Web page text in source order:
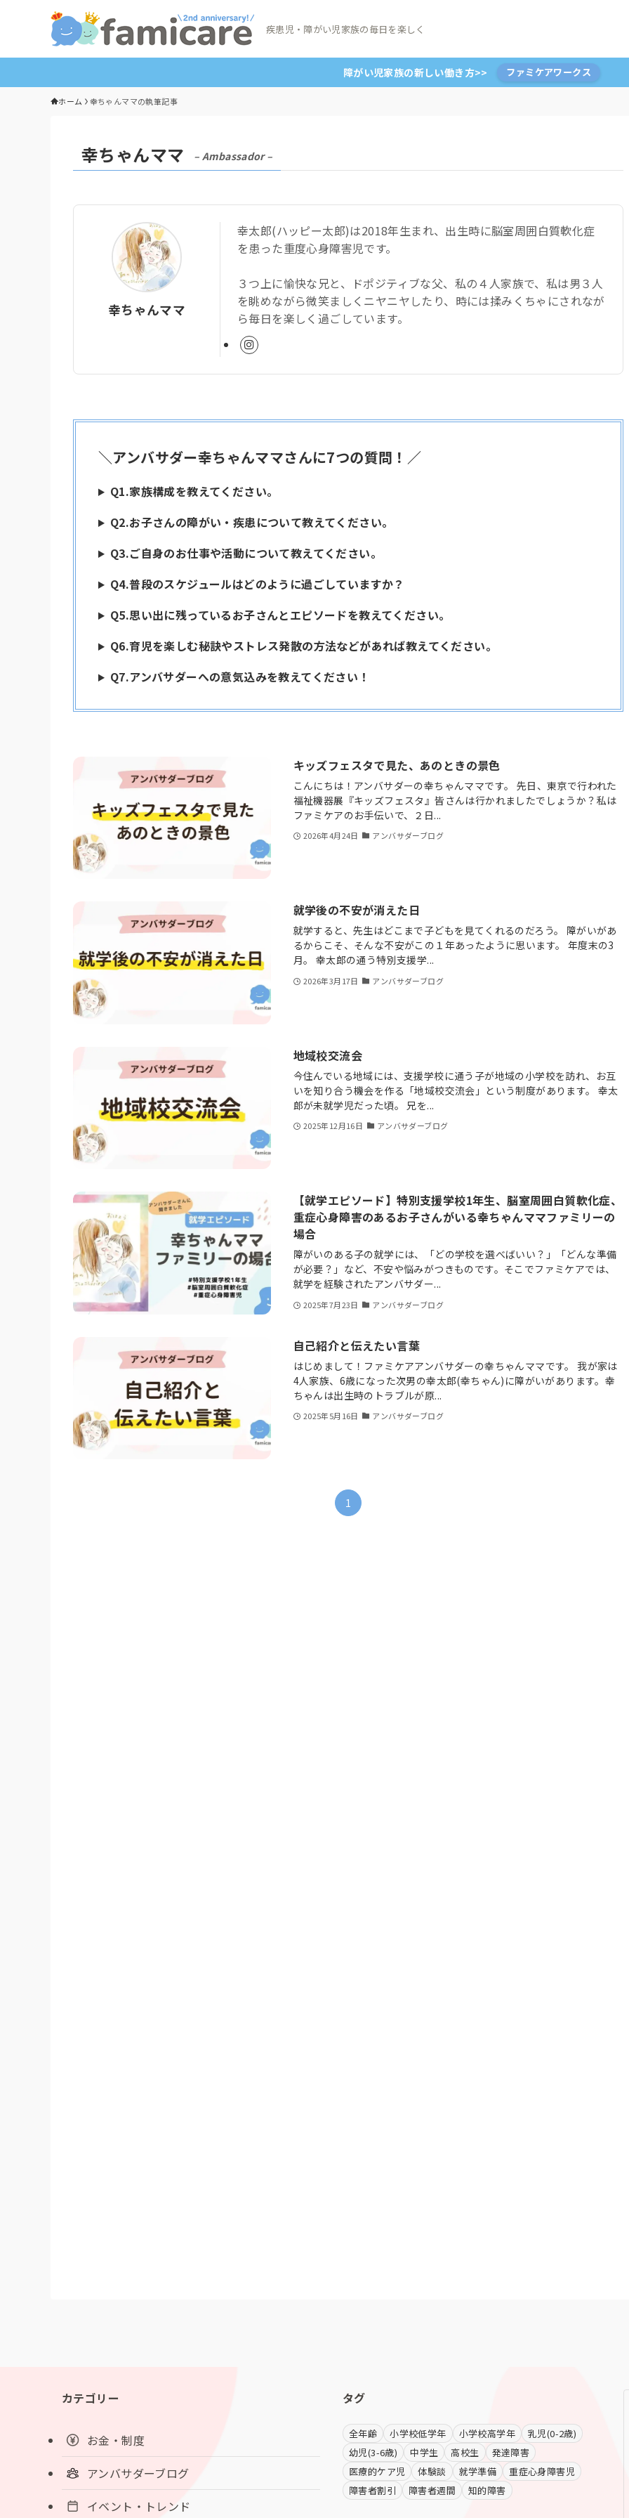
疾患児・障がい児家族の毎日を楽しく
障がい児家族の新しい働き方>> ファミケアワークス
ホーム 幸ちゃんママの執筆記事
幸ちゃんママ – Ambassador –
幸ちゃんママ
幸太郎(ハッピー太郎)は2018年生まれ、出生時に脳室周囲白質軟化症
を患った重度心身障害児です。
３つ上に愉快な兄と、ドポジティブな父、私の４人家族で、私は男３人
を眺めながら微笑ましくニヤニヤしたり、時には揉みくちゃにされなが
ら毎日を楽しく過ごしています。
＼アンバサダー幸ちゃんママさんに7つの質問！／
Q1.家族構成を教えてください。
Q2.お子さんの障がい・疾患について教えてください。
Q3.ご自身のお仕事や活動について教えてください。
Q4.普段のスケジュールはどのように過ごしていますか？
Q5.思い出に残っているお子さんとエピソードを教えてください。
Q6.育児を楽しむ秘訣やストレス発散の方法などがあれば教えてください。
Q7.アンバサダーへの意気込みを教えてください！
キッズフェスタで見た、あのときの景色
こんにちは！アンバサダーの幸ちゃんママです。 先日、東京で行われた
福祉機器展『キッズフェスタ』皆さんは行かれましたでしょうか？私は
ファミケアのお手伝いで、２日...
2026年4月24日 アンバサダーブログ
就学後の不安が消えた日
就学すると、先生はどこまで子どもを見てくれるのだろう。 障がいがあ
るからこそ、そんな不安がこの１年あったように思います。 年度末の3
月。 幸太郎の通う特別支援学...
2026年3月17日 アンバサダーブログ
地域校交流会
今住んでいる地域には、支援学校に通う子が地域の小学校を訪れ、お互
いを知り合う機会を作る「地域校交流会」という制度があります。 幸太
郎が未就学児だった頃。 兄を...
2025年12月16日 アンバサダーブログ
【就学エピソード】特別支援学校1年生、脳室周囲白質軟化症、
重症心身障害のあるお子さんがいる幸ちゃんママファミリーの
場合
障がいのある子の就学には、「どの学校を選べばいい？」「どんな準備
が必要？」など、不安や悩みがつきものです。そこでファミケアでは、
就学を経験されたアンバサダー...
2025年7月23日 アンバサダーブログ
自己紹介と伝えたい言葉
はじめまして！ファミケアアンバサダーの幸ちゃんママです。 我が家は
4人家族、6歳になった次男の幸太郎(幸ちゃん)に障がいがあります。幸
ちゃんは出生時のトラブルが原...
2025年5月16日 アンバサダーブログ
1
カテゴリー
お金・制度
アンバサダーブログ
イベント・トレンド
タグ
全年齢 小学校低学年 小学校高学年
乳児(0-2歳)
幼児(3-6歳)
中学生 高校生
発達障害
医療的ケア児
体験談 就学準備
重症心身障害児
障害者割引
障害者週間 知的障害